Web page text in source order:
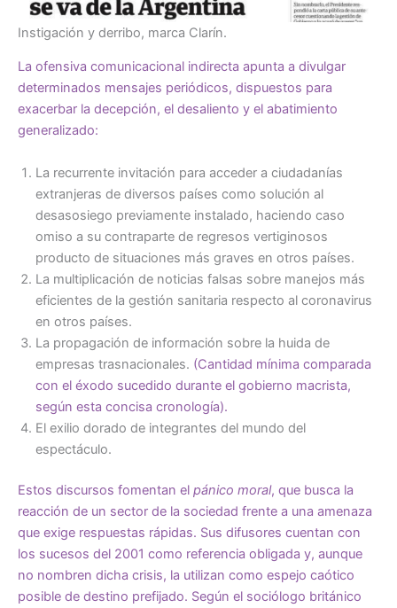
Instigación y derribo, marca Clarín.
La ofensiva comunicacional indirecta apunta a divulgar
determinados mensajes periódicos, dispuestos para
exacerbar la decepción, el desaliento y el abatimiento
generalizado:
La recurrente invitación para acceder a ciudadanías
extranjeras de diversos países como solución al
desasosiego previamente instalado, haciendo caso
omiso a su contraparte de regresos vertiginosos
producto de situaciones más graves en otros países.
La multiplicación de noticias falsas sobre manejos más
eficientes de la gestión sanitaria respecto al coronavirus
en otros países.
La propagación de información sobre la huida de
empresas trasnacionales. (Cantidad mínima comparada
con el éxodo sucedido durante el gobierno macrista,
según esta concisa cronología).
El exilio dorado de integrantes del mundo del
espectáculo.
Estos discursos fomentan el pánico moral, que busca la
reacción de un sector de la sociedad frente a una amenaza
que exige respuestas rápidas. Sus difusores cuentan con
los sucesos del 2001 como referencia obligada y, aunque
no nombren dicha crisis, la utilizan como espejo caótico
posible de destino prefijado. Según el sociólogo británico